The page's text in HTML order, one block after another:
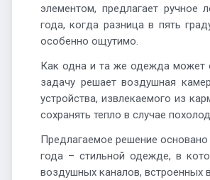
элементом, предлагает ручное
года, когда разница в пять
особенно ощутимо.
Как одна и та же одежда может
задачу решает воздушная
устройства, извлекаемого из
сохранять тепло в случае
Предлагаемое решение
года – стильной одежде, в
воздушных каналов, встроенных